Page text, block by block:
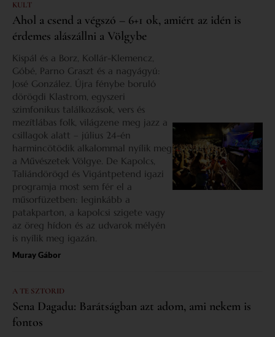
KULT
Ahol a csend a végszó – 6+1 ok, amiért az idén is
érdemes alászállni a Völgybe
Kispál és a Borz, Kollár-Klemencz,
Góbé, Parno Graszt és a nagyágyú:
José González. Újra fénybe boruló
dörögdi Klastrom, egyszeri
szimfonikus találkozások, vers és
mezítlábas folk, világzene meg jazz a
csillagok alatt – július 24-én
harmincötödik alkalommal nyílik meg
a Művészetek Völgye. De Kapolcs,
Taliándörögd és Vigántpetend igazi
programja most sem fér el a
műsorfüzetben: leginkább a
patakparton, a kapolcsi szigete vagy
az öreg hídon és az udvarok mélyén
is nyílik meg igazán.
Muray Gábor
A TE SZTORID
Sena Dagadu: Barátságban azt adom, ami nekem is
fontos